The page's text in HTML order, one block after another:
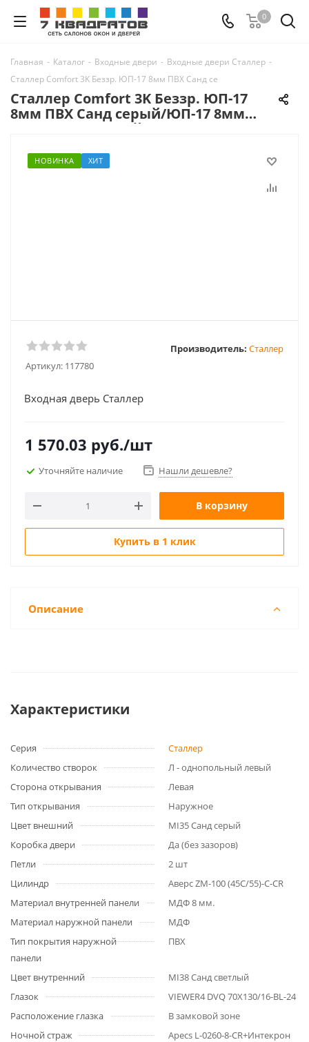
0
Главная - Каталог - Входные двери - Входные двери Сталлер -
Сталлер Comfort 3K Беззр. ЮП-17 8мм ПВХ Санд серый/ЮП-17 8мм ПВХ
Сталлер Comfort 3K Беззр. ЮП-17
8мм ПВХ Санд серый/ЮП-17 8мм
ПВХ Санд светлый вы-т 60 верх вы-
НОВИНКА ХИТ
Артикул: 117780
Производитель: Сталлер
Входная дверь Сталлер
1 570.03 руб./шт
Уточняйте наличие Нашли дешевле?
В корзину
Купить в 1 клик
Описание
Характеристики
Серия
Сталлер
Количество створок
Л - однопольный левый
Сторона открывания
Левая
Тип открывания
Наружное
Цвет внешний
MI35 Санд серый
Коробка двери
Да (без зазоров)
Петли
2 шт
Цилиндр
Аверс ZM-100 (45C/55)-C-CR
Материал внутренней панели
МДФ 8 мм.
Материал наружной панели
МДФ
Тип покрытия наружной
панели
ПВХ
Цвет внутренний
MI38 Санд светлый
Глазок
VIEWER4 DVQ 70X130/16-BL-24
Расположение глазка
В замковой зоне
Ночной страж
Apecs L-0260-8-CR+Интекрон